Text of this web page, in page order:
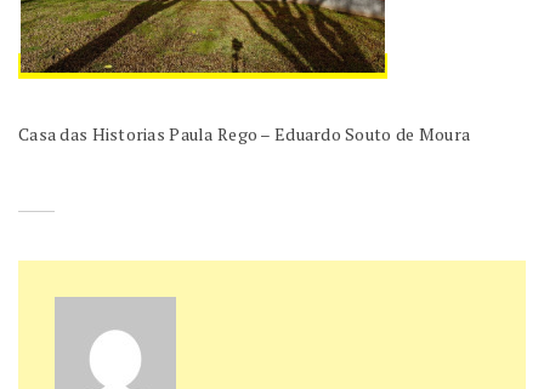
Casa das Historias Paula Rego – Eduardo Souto de Moura